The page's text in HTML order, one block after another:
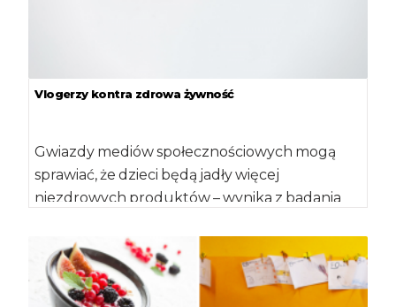
Vlogerzy kontra zdrowa żywność
Gwiazdy mediów społecznościowych mogą
sprawiać, że dzieci będą jadły więcej
niezdrowych produktów – wynika z badania